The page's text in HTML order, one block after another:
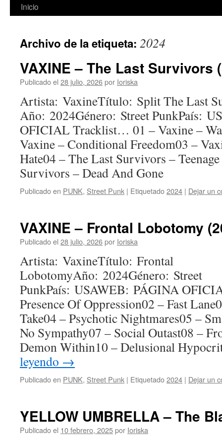
Inicio
Archivo de la etiqueta: 2024
VAXINE – The Last Survivors
Publicado el 28 julio, 2026por Ioriska
Artista: VaxineTítulo: Split The Last
Año: 2024Género: Street PunkPaís:
OFICIAL Tracklist… 01 – Vaxine –
Vaxine – Conditional Freedom03 –
Hate04 – The Last Survivors –
Survivors – Dead And Gone
Publicado en PUNK, Street Punk | Etiquetado2024 | Dejar un
VAXINE – Frontal Lobotomy
Publicado el 28 julio, 2026por Ioriska
Artista: VaxineTítulo: Frontal
LobotomyAño: 2024Género: Street
PunkPaís: USAWEB: PÁGINA
Presence Of Oppression02 – Fast
Take04 – Psychotic Nightmares05 –
No Sympathy07 – Social Outast08 –
Demon Within10 – Delusional
leyendo →
Publicado en PUNK, Street Punk | Etiquetado2024 | Dejar un
YELLOW UMBRELLA – The
Publicado el 10 febrero, 2025por Ioriska